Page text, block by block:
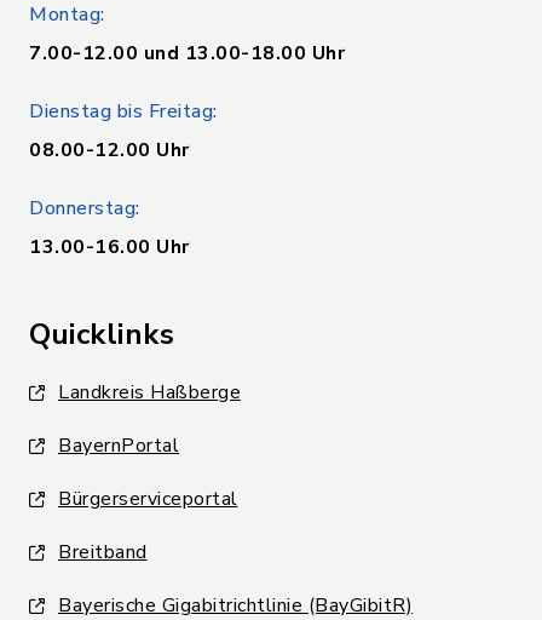
Montag:
7.00-12.00 und 13.00-18.00 Uhr
Dienstag bis Freitag:
08.00-12.00 Uhr
Donnerstag:
13.00-16.00 Uhr
Quicklinks
Landkreis Haßberge
BayernPortal
Bürgerserviceportal
Breitband
Bayerische Gigabitrichtlinie (BayGibitR)